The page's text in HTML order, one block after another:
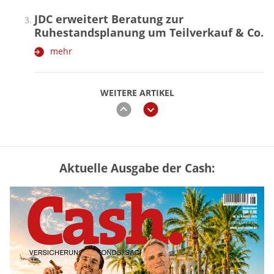
WEITERE ARTIKEL
zurückweiter
JDC erweitert Beratung zur
Ruhestandsplanung um Teilverkauf & Co.
mehr
Mütterrente III Tabelle: So viel Renten-
Nachzahlung ist pro Kind möglich
mehr
„Jung kauft Alt“ 2026: Neue Förderung im
Überblick – Tabelle mit Kreditbeträgen
Aktuelle Ausgabe der Cash: